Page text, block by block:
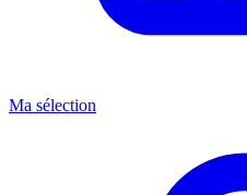
Ma sélection